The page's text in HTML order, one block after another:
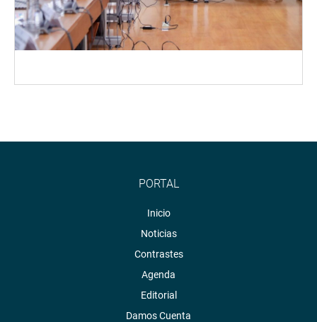
PORTAL
Inicio
Noticias
Contrastes
Agenda
Editorial
Damos Cuenta